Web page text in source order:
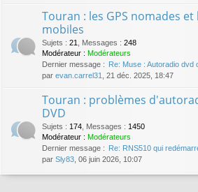
Touran : les GPS nomades
mobiles
Sujets : 21 Messages : 248
Modérateur : Modérateurs
Dernier message : Re: Muse : Autoradio dvd
par evan.carrel31 , 21 déc. 2025, 18:47
Touran : problèmes
DVD
Sujets : 174 Messages : 1450
Modérateur : Modérateurs
Dernier message : Re: RNS510 qui
par Sly83 , 06 juin 2026, 10:07